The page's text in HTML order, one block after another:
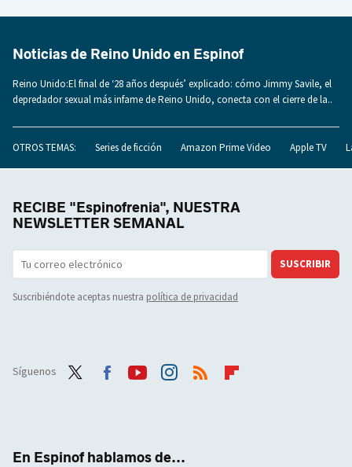
Noticias de Reino Unido en Espinof
Reino Unido:El final de ‘28 años después’ explicado: cómo Jimmy Savile, el
depredador sexual más infame de Reino Unido, conecta con el cierre de la..
OTROS TEMAS: Series de ficción Amazon Prime Video Apple TV
RECIBE "Espinofrenia", NUESTRA
NEWSLETTER SEMANAL
SUSCRIBIR
Suscribiéndote aceptas nuestra política de privacidad
Síguenos
En Espinof hablamos de...